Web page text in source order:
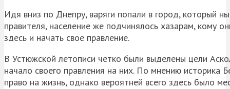
Идя вниз по Днепру, варяги попали в город, который
правителя, население же подчинялось хазарам, кому
здесь и начать свое правление.
В Устюжской летописи четко были выделены цели
начало своего правления на них. По мнению историка
право на жизнь, однако вероятней всего здесь было